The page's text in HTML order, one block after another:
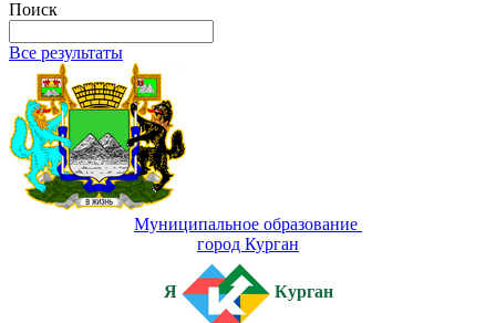
Поиск
Все результаты
Муниципальное образование
город Курган
Я Курган